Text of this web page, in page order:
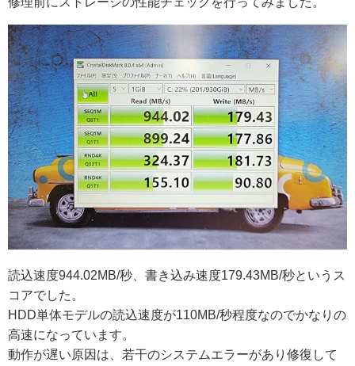
読込速度944.02MB/秒、書き込み速度179.43MB/秒というス
コアでした。
HDD単体モデルの読込速度が110MB/秒程度なのでかなりの
高速になっています。
動作が遅い原因は、若干のシステムエラーがあり修復して